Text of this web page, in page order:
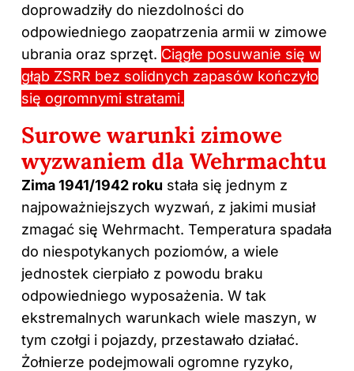
doprowadziły do niezdolności do
odpowiedniego zaopatrzenia armii w zimowe
ubrania oraz sprzęt. Ciągłe posuwanie się w
głąb ZSRR bez solidnych zapasów kończyło
się ogromnymi stratami.
Surowe warunki zimowe
wyzwaniem dla Wehrmachtu
Zima 1941/1942 roku stała się jednym z
najpoważniejszych wyzwań, z jakimi musiał
zmagać się Wehrmacht. Temperatura spadała
do niespotykanych poziomów, a wiele
jednostek cierpiało z powodu braku
odpowiedniego wyposażenia. W tak
ekstremalnych warunkach wiele maszyn, w
tym czołgi i pojazdy, przestawało działać.
Żołnierze podejmowali ogromne ryzyko,